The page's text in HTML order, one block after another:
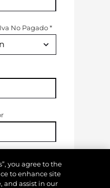
Iva No Pagado*
= Excelente)
you agree to the
to enhance site
and assist in our